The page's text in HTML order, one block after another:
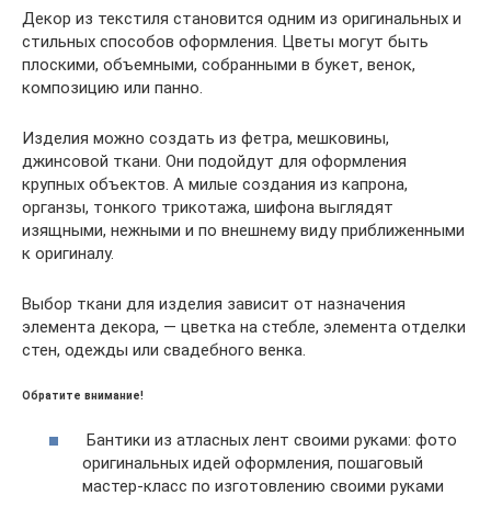
Декор из текстиля становится одним из оригинальных и
стильных способов оформления. Цветы могут быть
плоскими, объемными, собранными в букет, венок,
композицию или панно.
Изделия можно создать из фетра, мешковины,
джинсовой ткани. Они подойдут для оформления
крупных объектов. А милые создания из капрона,
органзы, тонкого трикотажа, шифона выглядят
изящными, нежными и по внешнему виду приближенными
к оригиналу.
Выбор ткани для изделия зависит от назначения
элемента декора, — цветка на стебле, элемента отделки
стен, одежды или свадебного венка.
Обратите внимание!
Бантики из атласных лент своими руками: фото
оригинальных идей оформления, пошаговый
мастер-класс по изготовлению своими руками